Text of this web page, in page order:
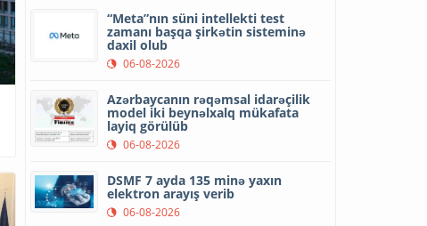
“Meta”nın süni intellekti test
zamanı başqa şirkətin sisteminə
daxil olub
06-08-2026
Azərbaycanın rəqəmsal idarəçilik
model iki beynəlxalq mükafata
layiq görülüb
06-08-2026
DSMF 7 ayda 135 minə yaxın
elektron arayış verib
06-08-2026